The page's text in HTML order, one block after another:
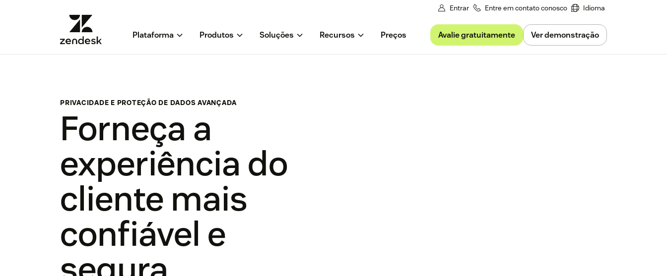
Entrar Entre em contato conosco Idioma
Plataforma Produtos Soluções Recursos Preços Avalie gratuitamente Ver demonstração
PRIVACIDADE E PROTEÇÃO DE DADOS AVANÇADA
Forneça a
experiência do
cliente mais
confiável e